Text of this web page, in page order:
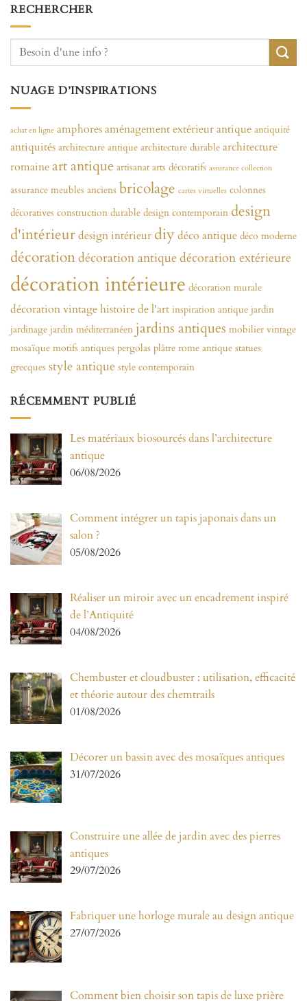
RECHERCHER
NUAGE D’INSPIRATIONS
achat en ligne amphoresaménagement extérieurantique antiquité
antiquités architecture antique architecture durable architecture
romaineart antique artisanat arts décoratifs assurance collection
assurance meubles anciens bricolage cartes virtuelles colonnes
décoratives construction durable design contemporain design
d'intérieurdesign intérieur diy déco antique déco moderne
décorationdécoration antiquedécoration extérieure
décoration intérieure décoration murale
décoration vintagehistoire de l'art inspiration antique jardin
jardinage jardin méditerranéen jardins antiques mobilier vintage
mosaïque motifs antiques pergolas plâtre rome antique statues
grecques style antique style contemporain
RÉCEMMENT PUBLIÉ
Les matériaux biosourcés dans l’architecture
antique
06/08/2026
Comment intégrer un tapis japonais dans un
salon ?
05/08/2026
Réaliser un miroir avec un encadrement inspiré
de l’Antiquité
04/08/2026
Chembuster et cloudbuster : utilisation, efficacité
et théorie autour des chemtrails
01/08/2026
Décorer un bassin avec des mosaïques antiques
31/07/2026
Construire une allée de jardin avec des pierres
antiques
29/07/2026
Fabriquer une horloge murale au design antique
27/07/2026
Comment bien choisir son tapis de luxe prière